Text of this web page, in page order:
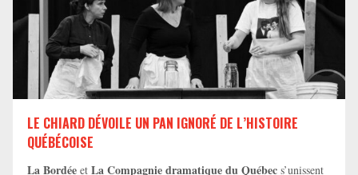
LE CHIARD DÉVOILE UN PAN IGNORÉ DE L’HISTOIRE
QUÉBÉCOISE
La Bordée et La Compagnie dramatique du Québec s’unissent